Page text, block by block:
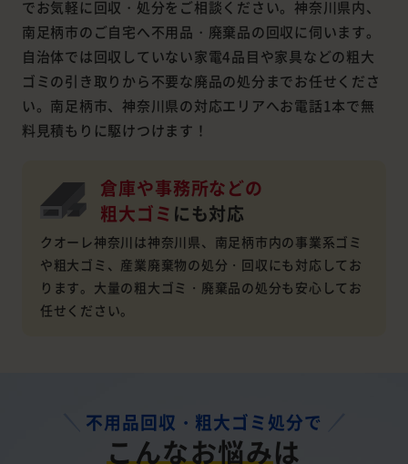
でお気軽に回収・処分をご相談ください。神奈川県内、
南足柄市のご自宅へ不用品・廃棄品の回収に伺います。
自治体では回収していない家電4品目や家具などの粗大
ゴミの引き取りから不要な廃品の処分までお任せくださ
い。南足柄市、神奈川県の対応エリアへお電話1本で無
料見積もりに駆けつけます！
倉庫や事務所などの
粗大ゴミ にも対応
クオーレ神奈川は神奈川県、南足柄市内の事業系ゴミ
や粗大ゴミ、産業廃棄物の処分・回収にも対応してお
ります。大量の粗大ゴミ・廃棄品の処分も安心してお
任せください。
不用品回収・粗大ゴミ処分で
こんなお悩みは